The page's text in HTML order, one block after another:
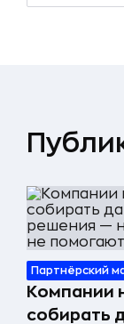
Партнёрский
Компании
собирать